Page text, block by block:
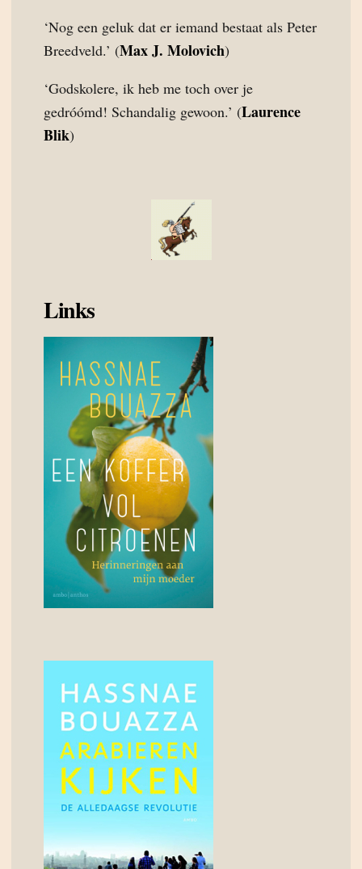
‘Nog een geluk dat er iemand bestaat als Peter
Breedveld.’ (Max J. Molovich)
‘Godskolere, ik heb me toch over je
gedróómd! Schandalig gewoon.’ (Laurence
Blik)
Links